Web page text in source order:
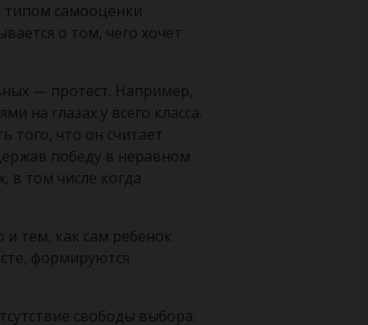
типом самооценки
о том, чего хочет
— протест. Например,
на глазах у всего класса.
того, что он считает
победу в неравном
в том числе когда
тем, как сам ребенок
формируются
свободы выбора.